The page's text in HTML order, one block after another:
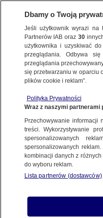
UKRAINA WALCZY. RELACJA
zablokować
29.06.2022, 05:49
Udostępnij
Dbamy o Twoją
Jeśli użytkownik wyrazi
Partnerów IAB oraz30
użytkownika i uzyskiwać
przeglądania. Odbywa
przeglądania
się przetwarzaniu w oparciu
plików cookie i reklam”.
Polityka Prywatności
Wraz z naszymi partnerami
Przechowywanie
treści. Wykorzystywanie
spersonalizowanych
spersonalizowanych
kombinacji danych z
do wyboru reklam.
Lista partnerów (dostawców)